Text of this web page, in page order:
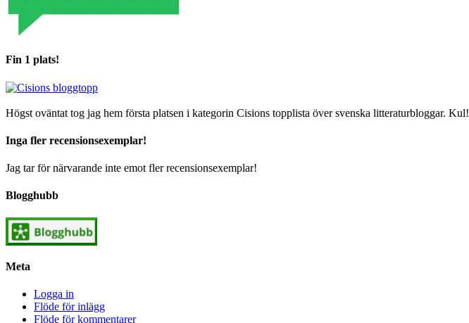
Fin 1 plats!
Högst oväntat tog jag hem första platsen i kategorin Cisions topplista över svenska litteraturbloggar. Kul!
Inga fler recensionsexemplar!
Jag tar för närvarande inte emot fler recensionsexemplar!
Blogghubb
Meta
Logga in
Flöde för inlägg
Flöde för kommentarer